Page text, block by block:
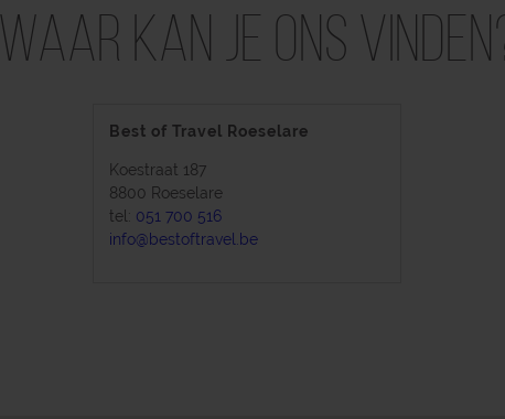
Waar kan je ons
Best of Travel Roeselare
Koestraat 187
8800 Roeselare
tel: 051 700 516
info@bestoftravel.be